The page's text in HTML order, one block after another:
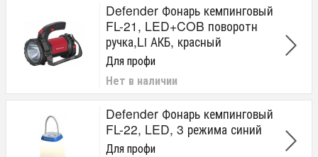
Defender Фонарь кемпинговый
FL-21, LED+COB поворотн
ручка,Li АКБ, красный
Для профи
Нет в наличии
Defender Фонарь кемпинговый
FL-22, LED, 3 режима синий
Для профи